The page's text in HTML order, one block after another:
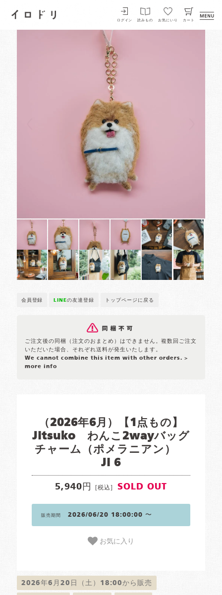
イロドリ
ログイン 読みもの お気にいり カート
会員登録 LINEの友達登録 トップページに戻る
ご注文後の同梱（注文のおまとめ）はできません。複数回ご注文
いただいた場合、それぞれ送料が発生いたします。
We cannot combine this item with other orders. >
more info
（2026年6月）【1点もの】
Jitsuko わんこ2wayバッグ
チャーム（ポメラニアン）
Ji 6
5,940円 [税込] SOLD OUT
販売期間 2026/06/20 18:00:00 〜
お気に入り
2026年6月20日（土）18:00から販売